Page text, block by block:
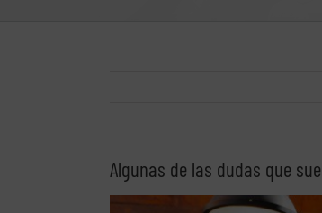
Algunas de las dudas que